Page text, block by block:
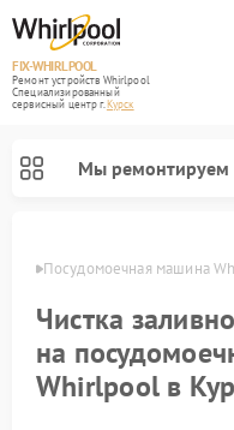
FIX-WHIRLPOOL
Ремонт устройств Whirlpool
Специализированный
cервисный центр г.Курск
Мы ремонтируем
Посудомоечная машина
Чистка
на
Whirlpool в